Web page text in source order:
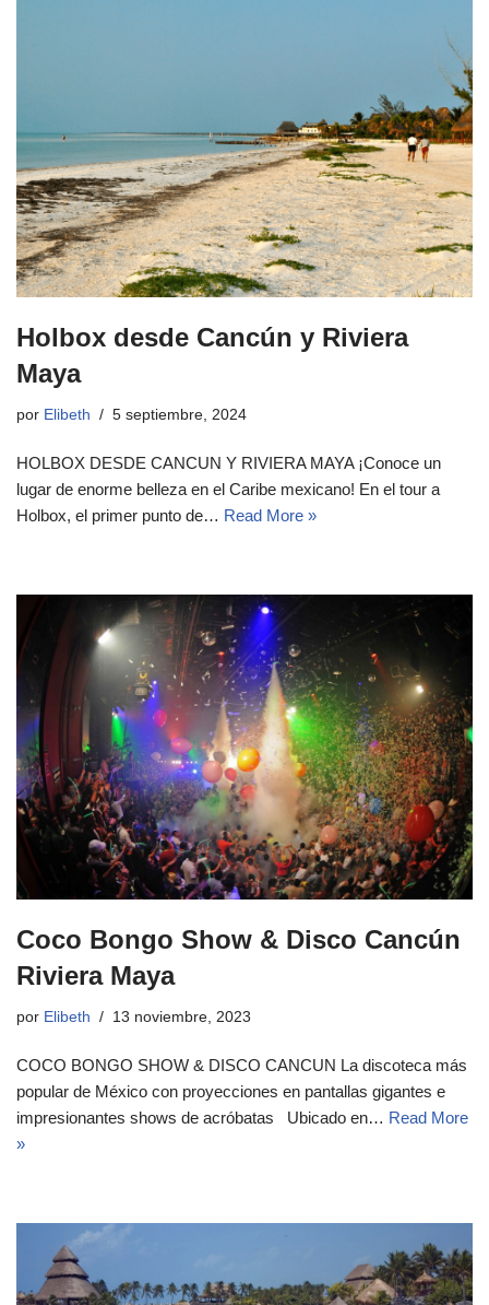
Holbox desde Cancún y Riviera
Maya
por Elibeth 5 septiembre, 2024
HOLBOX DESDE CANCUN Y RIVIERA MAYA ¡Conoce un
lugar de enorme belleza en el Caribe mexicano! En el tour a
Holbox, el primer punto de… Read More »
Coco Bongo Show & Disco Cancún
Riviera Maya
por Elibeth 13 noviembre, 2023
COCO BONGO SHOW & DISCO CANCUN La discoteca más
popular de México con proyecciones en pantallas gigantes e
impresionantes shows de acróbatas Ubicado en… Read More
»